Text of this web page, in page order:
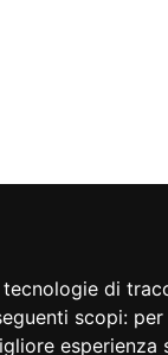
di
scopi:
esperienza